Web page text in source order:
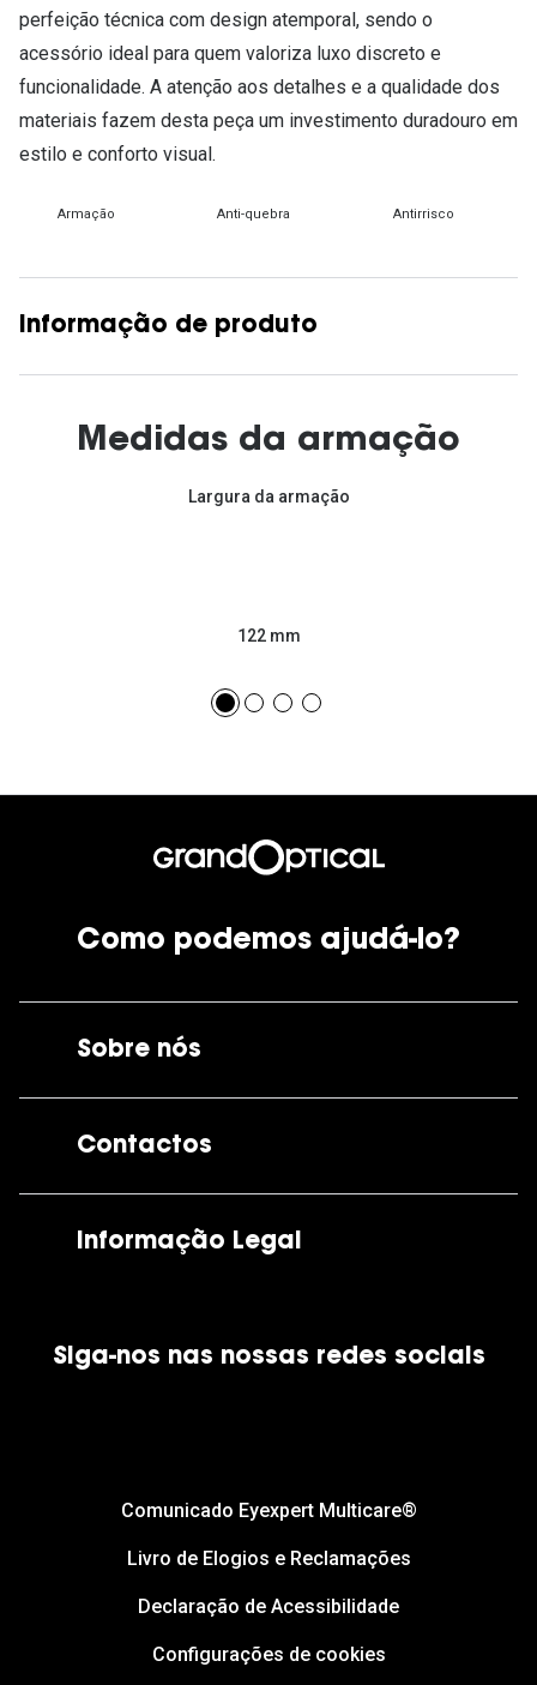
perfeição técnica com design atemporal, sendo o
acessório ideal para quem valoriza luxo discreto e
funcionalidade. A atenção aos detalhes e a qualidade dos
materiais fazem desta peça um investimento duradouro em
estilo e conforto visual.
Armação Anti-quebra Antirrisco
Informação de produto
Medidas da armação
Largura da armação
122 mm
Como podemos ajudá-lo?
Sobre nós
Contactos
Informação Legal
Política de Cookies
Siga-nos nas nossas redes sociais
Comunicado Eyexpert Multicare®
Livro de Elogios e Reclamações
Declaração de Acessibilidade
Configurações de cookies